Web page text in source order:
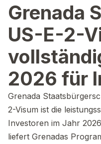
Grenada
US-E-2-
2026 für
Grenada
2-Visum ist die
Investoren im Jahr
liefert Grenadas